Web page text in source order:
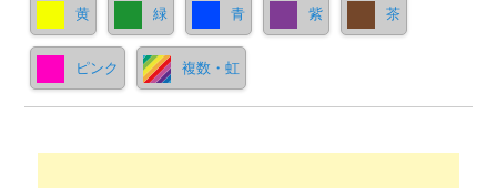
黄 緑 青 紫 茶
ピンク 複数・虹